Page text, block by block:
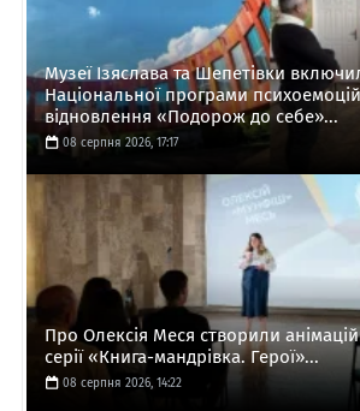
Музеї Ізяслава та Шепетівки
Національної програми
відновлення «Подорож до себе»...
08 серпня 2026, 17:17
Про Олексія Меся створили
серії «Книга-мандрівка. Герої»...
08 серпня 2026, 14:22